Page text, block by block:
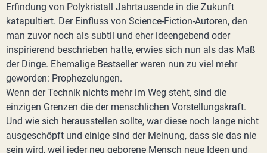
Erfindung von Polykristall Jahrtausende in die Zukunft
katapultiert. Der Einfluss von Science-Fiction-Autoren, den
man zuvor noch als subtil und eher ideengebend oder
inspirierend beschrieben hatte, erwies sich nun als das Maß
der Dinge. Ehemalige Bestseller waren nun zu viel mehr
geworden: Prophezeiungen.
Wenn der Technik nichts mehr im Weg steht, sind die
einzigen Grenzen die der menschlichen Vorstellungskraft.
Und wie sich herausstellen sollte, war diese noch lange nicht
ausgeschöpft und einige sind der Meinung, dass sie das nie
sein wird, weil jeder neu geborene Mensch neue Ideen und